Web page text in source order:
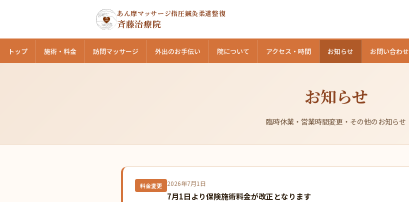
あん摩マッサージ指圧鍼灸柔道整復
斉藤治療院
トップ 施術・料金 訪問マッサージ 外出のお手伝い 院について アクセス・時間 お知らせ お問い合わせ
お知らせ
臨時休業・営業時間変更・その他のお知らせ
料金変更 2026年7月1日
7月1日より保険施術料金が改正となります